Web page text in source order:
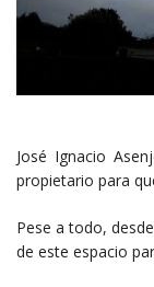
José Ignacio
propietario para
Pese a todo,
de este espacio